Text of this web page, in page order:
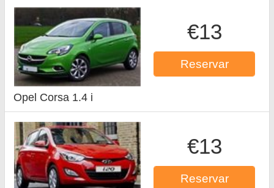
€13
Reservar
Opel Corsa 1.4 i
€13
Reservar